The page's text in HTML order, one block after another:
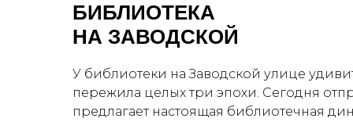
БИБЛИОТЕКА
НА ЗАВОДСКОЙ
У библиотеки на Заводской улице
пережила целых три эпохи. Сегодня
предлагает настоящая библиотечная